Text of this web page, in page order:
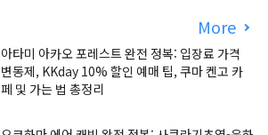
More
아타미 아카오 포레스트 완전 정복: 입장료 가격
변동제, KKday 10% 할인 예매 팁, 쿠마 켄고 카
페 및 가는 법 총정리